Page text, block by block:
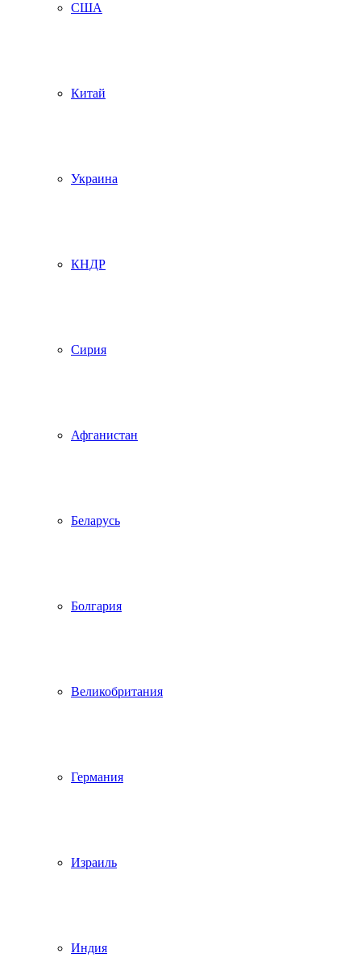
США
Китай
Украина
КНДР
Сирия
Афганистан
Беларусь
Болгария
Великобритания
Германия
Израиль
Индия